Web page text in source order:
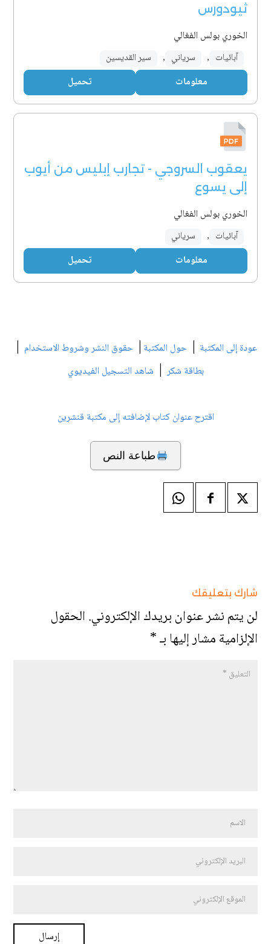
ثيودورس
الخوري بولس الفغالي
آبائيات , سرياني , سير القديسين
معلومات تحميل
يعقوب السروجي - تجارب إبليس من أيوب
إلى يسوع
الخوري بولس الفغالي
آبائيات , سرياني
معلومات تحميل
عودة إلى المكتبة | حول المكتبة | حقوق النشر وشروط الاستخدام |
بطاقة شكر| شاهد التسجيل الفيديوي
اقترح عنوان كتاب لإضافته إلى مكتبة قنشرين
طباعة النص
شارك بتعليقك
لن يتم نشر عنوان بريدك الإلكتروني.الحقول
الإلزامية مشار إليها بـ*